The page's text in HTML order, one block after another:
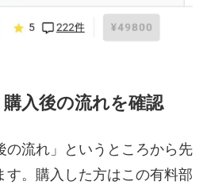
購入後の流れを確認
の流れ」というところから先
す。購入した方はこの有料部